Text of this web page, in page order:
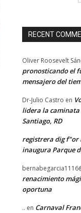
RECENT
Oliver Roosevelt
pronosticando el
mensajero del
Dr-Julio Castro en
lidera la caminata
Santiago, RD
registrera dig f"or
inaugura Parque
renacimiento
oportuna
.. en Carnaval